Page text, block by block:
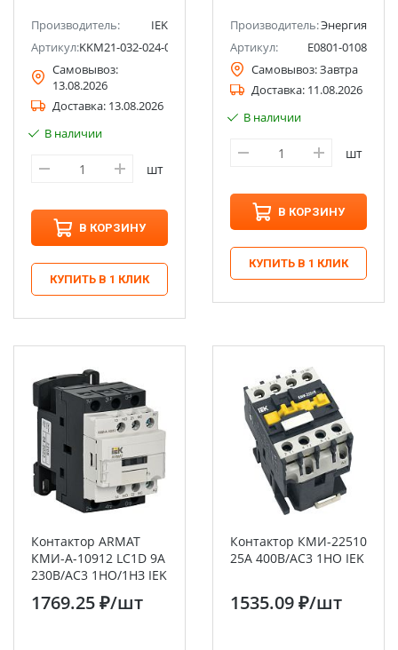
Производитель:
IEK
Артикул:KKM21-032-024-01
Самовывоз:
13.08.2026
Доставка: 13.08.2026
В наличии
шт
В КОРЗИНУ
КУПИТЬ В 1 КЛИК
Производитель:Энергия
Артикул:
Е0801-0108
Самовывоз:Завтра
Доставка: 11.08.2026
В наличии
шт
В КОРЗИНУ
КУПИТЬ В 1 КЛИК
Контактор ARMAT
КМИ-А-10912 LC1D 9А
230В/АС3 1НО/1НЗ IEK
1769.25 ₽/шт
Контактор КМИ-22510
25А 400В/АС3 1НО IEK
1535.09 ₽/шт